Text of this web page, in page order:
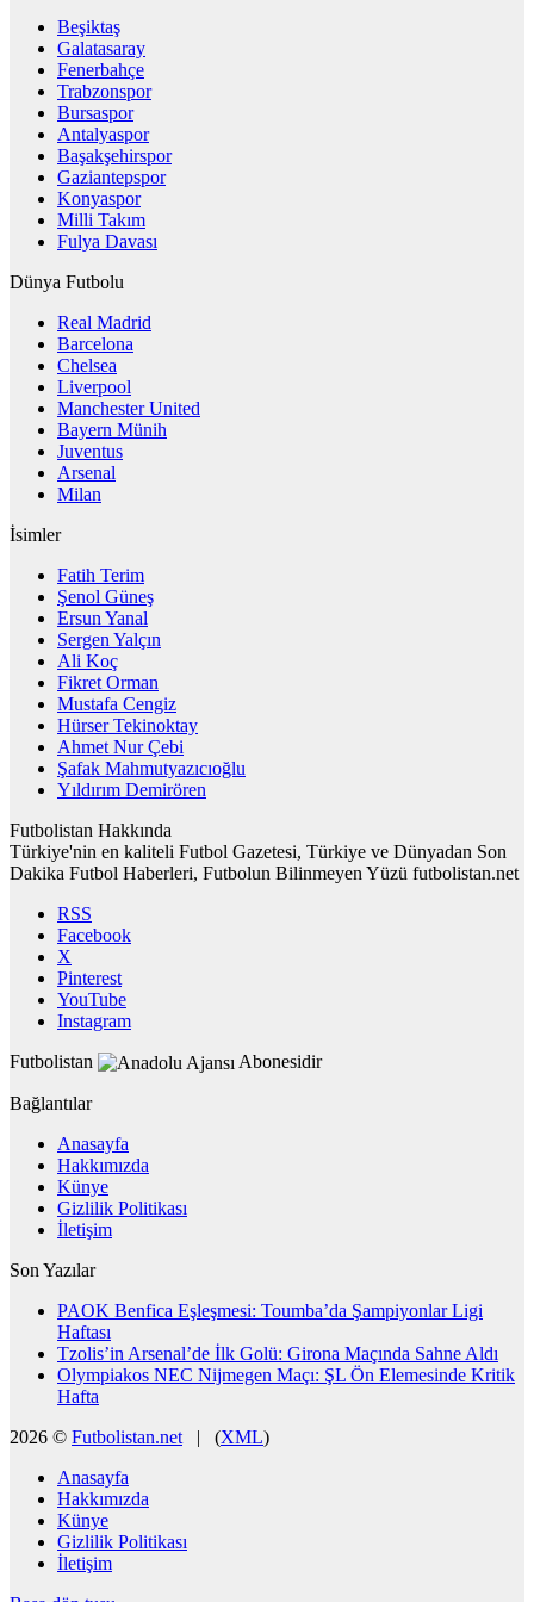
Beşiktaş
Galatasaray
Fenerbahçe
Trabzonspor
Bursaspor
Antalyaspor
Başakşehirspor
Gaziantepspor
Konyaspor
Milli Takım
Fulya Davası
Dünya Futbolu
Real Madrid
Barcelona
Chelsea
Liverpool
Manchester United
Bayern Münih
Juventus
Arsenal
Milan
İsimler
Fatih Terim
Şenol Güneş
Ersun Yanal
Sergen Yalçın
Ali Koç
Fikret Orman
Mustafa Cengiz
Hürser Tekinoktay
Ahmet Nur Çebi
Şafak Mahmutyazıcıoğlu
Yıldırım Demirören
Futbolistan Hakkında
Türkiye'nin en kaliteli Futbol Gazetesi, Türkiye ve Dünyadan Son
Dakika Futbol Haberleri, Futbolun Bilinmeyen Yüzü futbolistan.net
RSS
Facebook
X
Pinterest
YouTube
Instagram
Futbolistan
Abonesidir
Bağlantılar
Anasayfa
Hakkımızda
Künye
Gizlilik Politikası
İletişim
Son Yazılar
PAOK Benfica Eşleşmesi: Toumba’da Şampiyonlar Ligi
Haftası
Tzolis’in Arsenal’de İlk Golü: Girona Maçında Sahne Aldı
Olympiakos NEC Nijmegen Maçı: ŞL Ön Elemesinde Kritik
Hafta
2026 © Futbolistan.net | (XML)
Anasayfa
Hakkımızda
Künye
Gizlilik Politikası
İletişim